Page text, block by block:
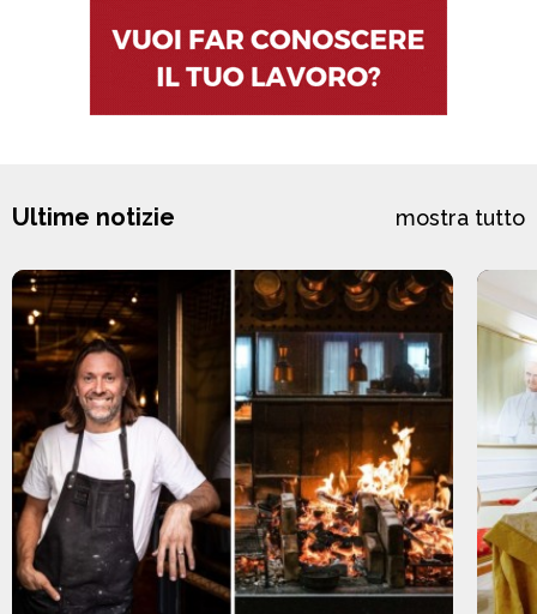
Ultime notizie mostra tutto